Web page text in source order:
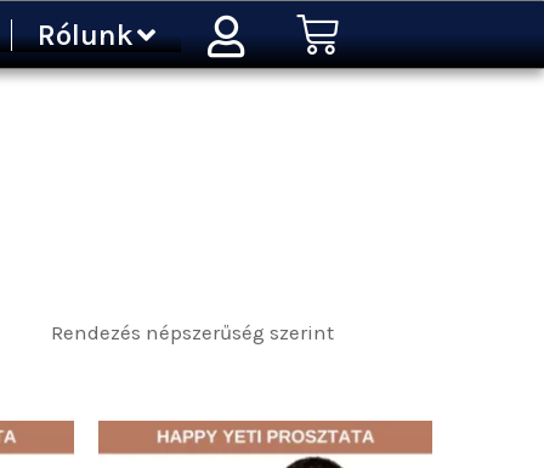
Rólunk Kosár